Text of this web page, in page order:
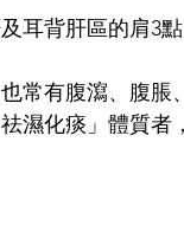
耳背肝區的肩3點
常有腹瀉、腹脹
濕化痰」體質者